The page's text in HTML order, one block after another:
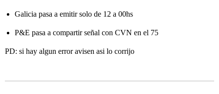
Galicia pasa a emitir solo de 12 a 00hs
P&E pasa a compartir señal con CVN en el 75
PD: si hay algun error avisen asi lo corrijo